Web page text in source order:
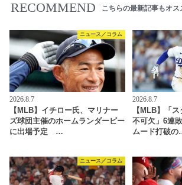
RECOMMEND こちらの最新記事もオス
ニュース／コラム
2026.8.7
【MLB】イチロー氏、マリナー
ズ球団主催のホームランダービー
に出場予定 …
2026.8.7
【MLB】「
不可欠」6連
ムード打破
ニュース／コラム